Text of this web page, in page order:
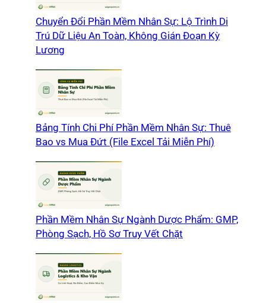
Chuyển Đổi Phần Mềm Nhân Sự: Lộ Trình Di
Trú Dữ Liệu An Toàn, Không Gián Đoạn Kỳ
Lương
Bảng Tính Chi Phí Phần Mềm Nhân Sự: Thuê
Bao vs Mua Đứt (File Excel Tải Miễn Phí)
Phần Mềm Nhân Sự Ngành Dược Phẩm: GMP,
Phòng Sạch, Hồ Sơ Truy Vết Chặt